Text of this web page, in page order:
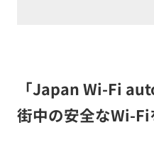
「Japan Wi-Fi
街中の安全なWi-Fi